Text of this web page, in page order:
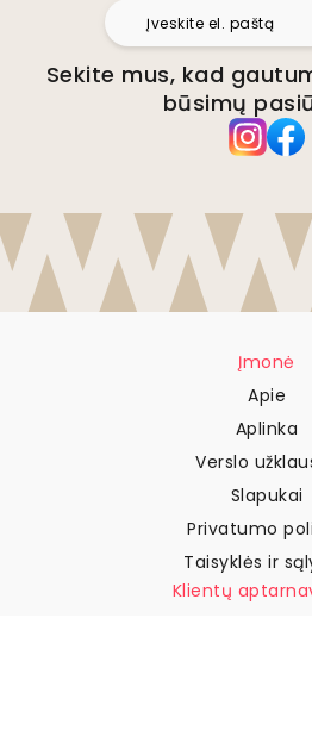
Sekite mus, kad
būsimų
Įmonė
Apie
Aplinka
Verslo
Slapukai
Privatumo
Taisyklės ir
Klientų